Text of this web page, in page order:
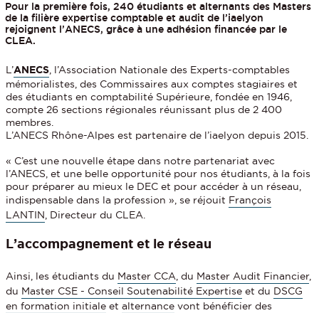
Pour la première fois, 240 étudiants et alternants des Masters
de la filière expertise comptable et audit de l’iaelyon
rejoignent l’ANECS, grâce à une adhésion financée par le
CLEA.
L’ANECS , l’Association Nationale des Experts-comptables
mémorialistes, des Commissaires aux comptes stagiaires et
des étudiants en comptabilité Supérieure, fondée en 1946,
compte 26 sections régionales réunissant plus de 2 400
membres.
L’ANECS Rhône-Alpes est partenaire de l’iaelyon depuis 2015.
« C’est une nouvelle étape dans notre partenariat avec
l’ANECS, et une belle opportunité pour nos étudiants, à la fois
pour préparer au mieux le DEC et pour accéder à un réseau,
indispensable dans la profession », se réjouit François
LANTIN , Directeur du CLEA.
L’accompagnement et le réseau
Ainsi, les étudiants du Master CCA , du Master Audit Financier,
du Master CSE - Conseil Soutenabilité Expertise et du DSCG
en formation initiale etalternance vont bénéficier des